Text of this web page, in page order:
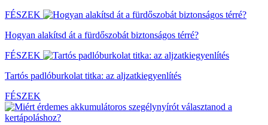
FÉSZEK
Hogyan alakítsd át a fürdőszobát biztonságos térré?
FÉSZEK
Tartós padlóburkolat titka: az aljzatkiegyenlítés
FÉSZEK